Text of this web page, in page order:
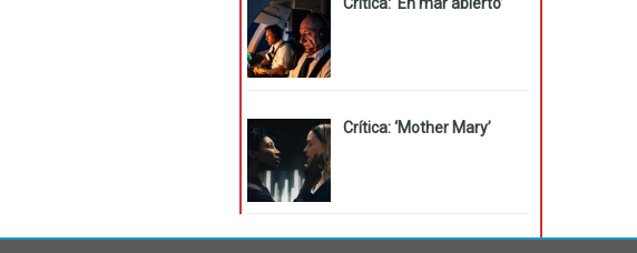
Crítica: ‘Mother Mary’